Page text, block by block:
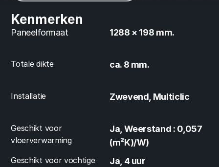
Kenmerken
Paneelformaat 1288 × 198 mm.
Totale dikte ca. 8 mm.
Installatie Zwevend, Multiclic
Geschikt voor
vloerverwarming
Ja, Weerstand : 0,057
(m²K)/W)
Geschikt voor vochtige
Ja, 4 uur